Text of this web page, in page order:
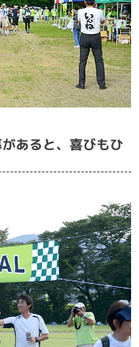
あると、喜びもひ